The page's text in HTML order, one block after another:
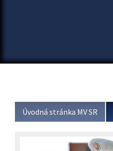
Úvodná stránka MV SR